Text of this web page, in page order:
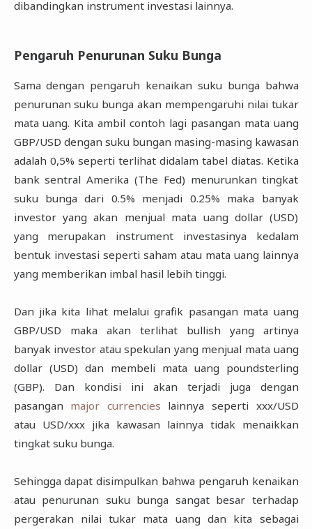
dibandingkan instrument investasi lainnya.
Pengaruh Penurunan Suku Bunga
Sama dengan pengaruh kenaikan suku bunga bahwa
penurunan suku bunga akan mempengaruhi nilai tukar
mata uang. Kita ambil contoh lagi pasangan mata uang
GBP/USD dengan suku bungan masing-masing kawasan
adalah 0,5% seperti terlihat didalam tabel diatas. Ketika
bank sentral Amerika (The Fed) menurunkan tingkat
suku bunga dari 0.5% menjadi 0.25% maka banyak
investor yang akan menjual mata uang dollar (USD)
yang merupakan instrument investasinya kedalam
bentuk investasi seperti saham atau mata uang lainnya
yang memberikan imbal hasil lebih tinggi.
Dan jika kita lihat melalui grafik pasangan mata uang
GBP/USD maka akan terlihat bullish yang artinya
banyak investor atau spekulan yang menjual mata uang
dollar (USD) dan membeli mata uang poundsterling
(GBP). Dan kondisi ini akan terjadi juga dengan
pasangan major currencies lainnya seperti xxx/USD
atau USD/xxx jika kawasan lainnya tidak menaikkan
tingkat suku bunga.
Sehingga dapat disimpulkan bahwa pengaruh kenaikan
atau penurunan suku bunga sangat besar terhadap
pergerakan nilai tukar mata uang dan kita sebagai